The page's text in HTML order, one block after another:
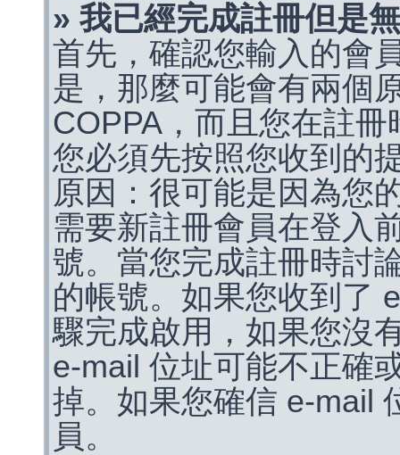
» 我已經完成註冊但是
首先，確認您輸入的會
是，那麼可能會有兩個
COPPA，而且您在註
您必須先按照您收到的
原因：很可能是因為您
需要新註冊會員在登入
號。當您完成註冊時討
的帳號。如果您收到了
驟完成啟用，如果您沒
e-mail 位址可能不正確
掉。如果您確信 e-mail
員。